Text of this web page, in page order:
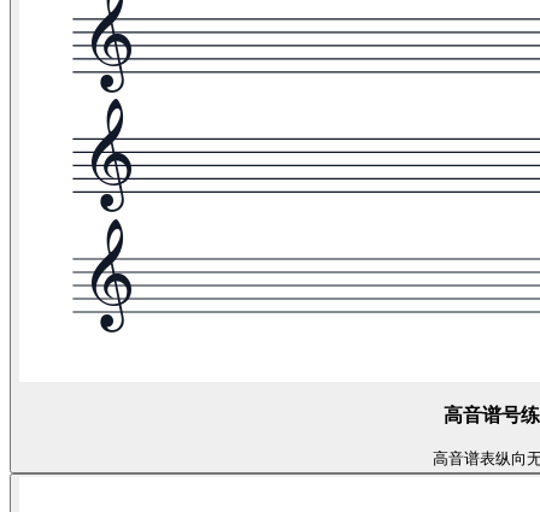
高音谱号
高音谱表纵向